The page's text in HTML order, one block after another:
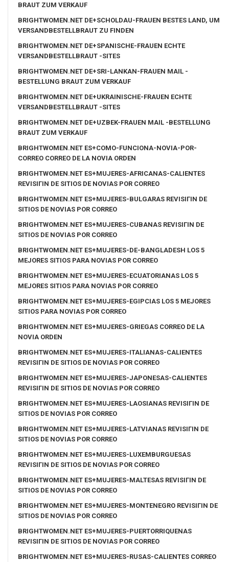
BRAUT ZUM VERKAUF
BRIGHTWOMEN.NET DE+SCHOLDAU-FRAUEN BESTES LAND, UM
VERSANDBESTELLBRAUT ZU FINDEN
BRIGHTWOMEN.NET DE+SPANISCHE-FRAUEN ECHTE
VERSANDBESTELLBRAUT -SITES
BRIGHTWOMEN.NET DE+SRI-LANKAN-FRAUEN MAIL -
BESTELLUNG BRAUT ZUM VERKAUF
BRIGHTWOMEN.NET DE+UKRAINISCHE-FRAUEN ECHTE
VERSANDBESTELLBRAUT -SITES
BRIGHTWOMEN.NET DE+UZBEK-FRAUEN MAIL -BESTELLUNG
BRAUT ZUM VERKAUF
BRIGHTWOMEN.NET ES+COMO-FUNCIONA-NOVIA-POR-
CORREO CORREO DE LA NOVIA ORDEN
BRIGHTWOMEN.NET ES+MUJERES-AFRICANAS-CALIENTES
REVISIГІN DE SITIOS DE NOVIAS POR CORREO
BRIGHTWOMEN.NET ES+MUJERES-BULGARAS REVISIГІN DE
SITIOS DE NOVIAS POR CORREO
BRIGHTWOMEN.NET ES+MUJERES-CUBANAS REVISIГІN DE
SITIOS DE NOVIAS POR CORREO
BRIGHTWOMEN.NET ES+MUJERES-DE-BANGLADESH LOS 5
MEJORES SITIOS PARA NOVIAS POR CORREO
BRIGHTWOMEN.NET ES+MUJERES-ECUATORIANAS LOS 5
MEJORES SITIOS PARA NOVIAS POR CORREO
BRIGHTWOMEN.NET ES+MUJERES-EGIPCIAS LOS 5 MEJORES
SITIOS PARA NOVIAS POR CORREO
BRIGHTWOMEN.NET ES+MUJERES-GRIEGAS CORREO DE LA
NOVIA ORDEN
BRIGHTWOMEN.NET ES+MUJERES-ITALIANAS-CALIENTES
REVISIГІN DE SITIOS DE NOVIAS POR CORREO
BRIGHTWOMEN.NET ES+MUJERES-JAPONESAS-CALIENTES
REVISIГІN DE SITIOS DE NOVIAS POR CORREO
BRIGHTWOMEN.NET ES+MUJERES-LAOSIANAS REVISIГІN DE
SITIOS DE NOVIAS POR CORREO
BRIGHTWOMEN.NET ES+MUJERES-LATVIANAS REVISIГІN DE
SITIOS DE NOVIAS POR CORREO
BRIGHTWOMEN.NET ES+MUJERES-LUXEMBURGUESAS
REVISIГІN DE SITIOS DE NOVIAS POR CORREO
BRIGHTWOMEN.NET ES+MUJERES-MALTESAS REVISIГІN DE
SITIOS DE NOVIAS POR CORREO
BRIGHTWOMEN.NET ES+MUJERES-MONTENEGRO REVISIГІN DE
SITIOS DE NOVIAS POR CORREO
BRIGHTWOMEN.NET ES+MUJERES-PUERTORRIQUENAS
REVISIГІN DE SITIOS DE NOVIAS POR CORREO
BRIGHTWOMEN.NET ES+MUJERES-RUSAS-CALIENTES CORREO